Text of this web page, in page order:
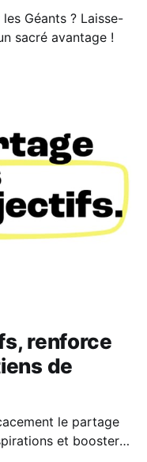
Géants ? Laisse-
sacré avantage !
renforce
de
le partage
et booster